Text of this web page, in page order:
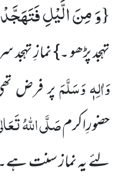
{وَ مِنَ الَّیْلِ
تہجد پڑھو ۔} نمازِ تہجد
وَاٰلِہٖ وَسَلَّمَپر فرض
حضورِاکرمصَلَّی اللّٰہُ
لئے یہ نماز سنت